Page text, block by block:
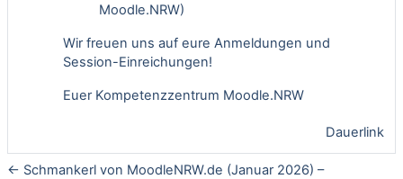
Moodle.NRW)
Wir freuen uns auf eure Anmeldungen und
Session-Einreichungen!
Euer Kompetenzzentrum Moodle.NRW
Dauerlink
← Schmankerl von MoodleNRW.de (Januar 2026) –